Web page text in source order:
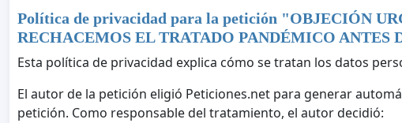
Política de privacidad para la petición "OBJECIÓN
RECHACEMOS EL TRATADO PANDÉMICO ANTES
Esta política de privacidad explica cómo se tratan los datos
El autor de la petición eligió Peticiones.net para generar
petición. Como responsable del tratamiento, el autor decidió: